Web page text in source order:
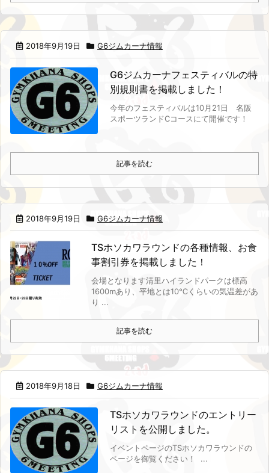
2018年9月19日 G6ジムカーナ情報
G6ジムカーナフェスティバルの特
別規則書を掲載しました！
今年のフェスティバルは10月21日 名阪
スポーツランドCコースにて開催です！
記事を読む
2018年9月19日 G6ジムカーナ情報
TSホソカワラウンドの各種情報、お食
事割引券を掲載しました！
会場となります清里ハイランドパークは標高
1600mあり、平地とは10℃くらいの気温差があ
り ...
記事を読む
2018年9月18日 G6ジムカーナ情報
TSホソカワラウンドのエントリー
リストを公開しました。
イベントページのTSホソカワラウンドの
ページを御覧ください！
...